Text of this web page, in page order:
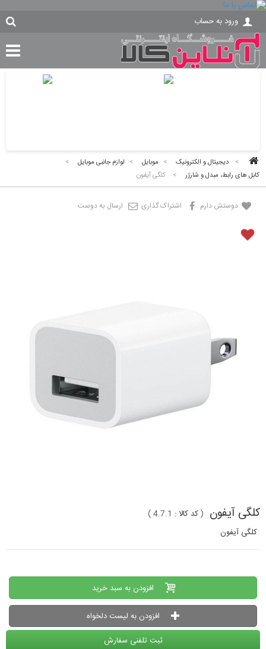
ورود به حساب
> دیجیتال و الکترونیک > موبایل > لوازم جانبی موبایل
>
کابل های رابط، مبدل و شارژر
> کلگی آیفون
دوستش دارم اشتراک گذاری ارسال به دوست
کلگی آیفون (کد کالا : 4.7.1
)
کلگی آیفون
افزودن به سبد خرید
افزودن به لیست دلخواه
ثبت تلفنی سفارش